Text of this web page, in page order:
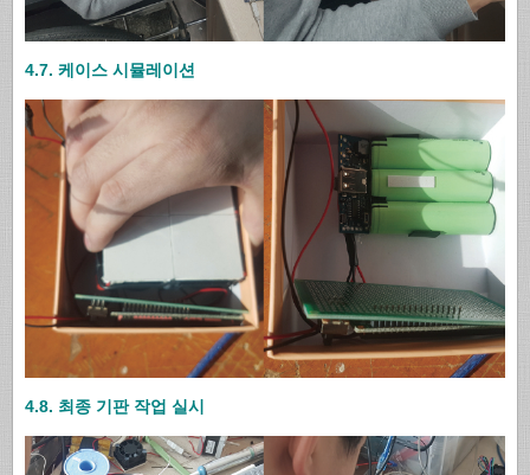
4.7. 케이스 시뮬레이션
4.8. 최종 기판 작업 실시